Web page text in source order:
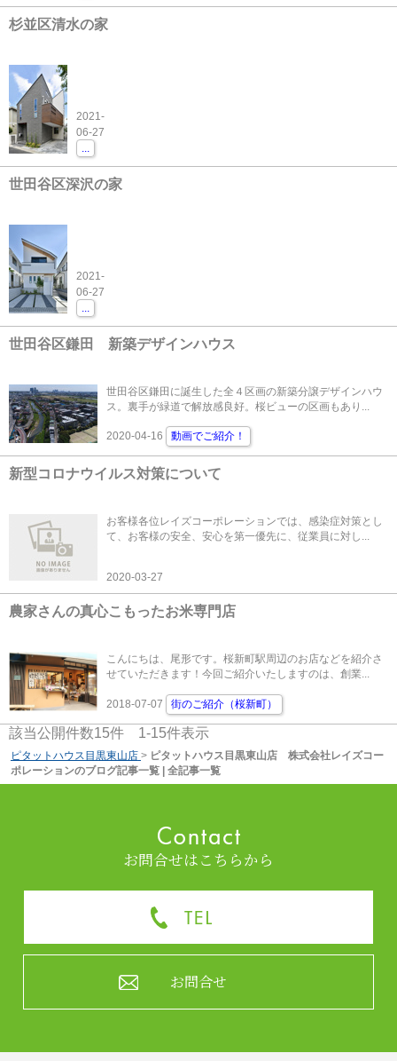
杉並区清水の家
2021-
06-27
...
世田谷区深沢の家
2021-
06-27
...
世田谷区鎌田 新築デザインハウス
世田谷区鎌田に誕生した全４区画の新築分譲デザインハウ
ス。裏手が緑道で解放感良好。桜ビューの区画もあり...
2020-04-16 動画でご紹介！
新型コロナウイルス対策について
お客様各位レイズコーポレーションでは、感染症対策とし
て、お客様の安全、安心を第一優先に、従業員に対し...
2020-03-27
農家さんの真心こもったお米専門店
こんにちは、尾形です。桜新町駅周辺のお店などを紹介さ
せていただきます！今回ご紹介いたしますのは、創業...
2018-07-07 街のご紹介（桜新町）
該当公開件数15件 1-15件表示
ピタットハウス目黒東山店 > ピタットハウス目黒東山店 株式会社レイズコー
ポレーションのブログ記事一覧 | 全記事一覧
お問合せはこちらから
お問合せ